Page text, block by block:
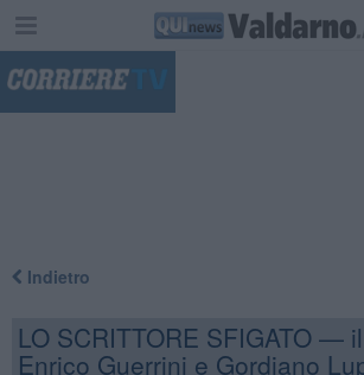
Indietro
LO SCRITTORE SFIGATO —
Enrico Guerrini e Gordiano